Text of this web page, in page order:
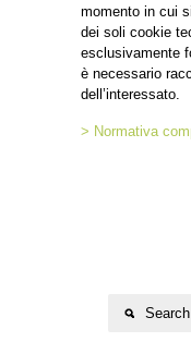
momento in cui
dei soli cookie
esclusivamente
è necessario
dell’interessato.
> Normativa